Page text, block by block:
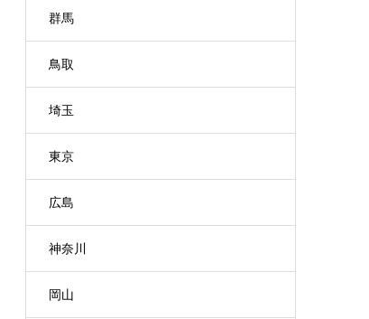
群馬
鳥取
埼玉
東京
広島
神奈川
岡山